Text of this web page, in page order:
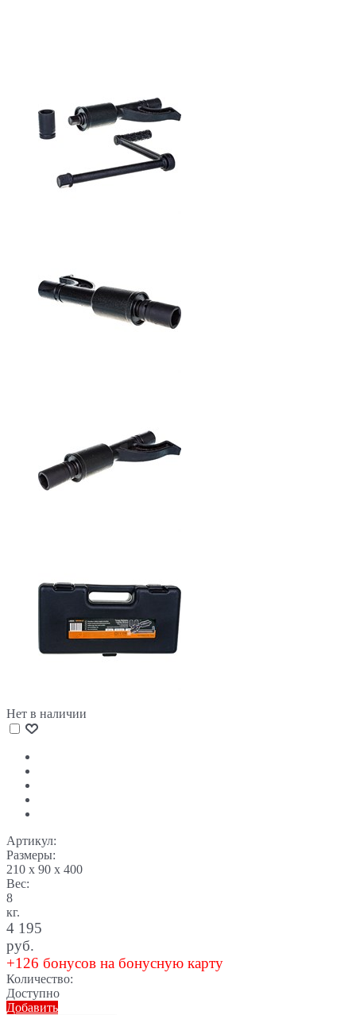
Нет в наличии
Артикул:
Размеры:
210 x 90 x 400
Вес:
8
кг.
4 195
руб.
+126 бонусов на бонусную карту
Количество:
Доступно
Добавить